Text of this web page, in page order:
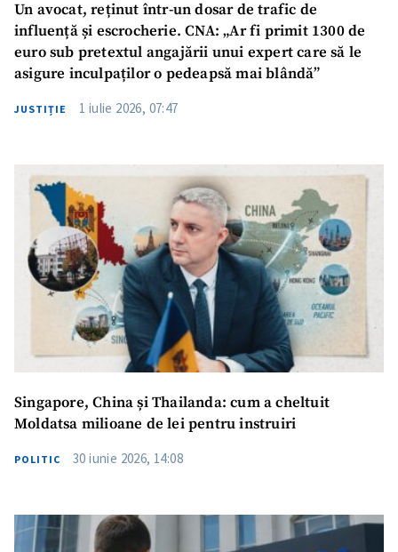
Un avocat, reținut într-un dosar de trafic de
influență și escrocherie. CNA: „Ar fi primit 1300 de
euro sub pretextul angajării unui expert care să le
asigure inculpaților o pedeapsă mai blândă”
JUSTIȚIE 1 iulie 2026, 07:47
Singapore, China și Thailanda: cum a cheltuit
Moldatsa milioane de lei pentru instruiri
POLITIC 30 iunie 2026, 14:08
ȘTIREA MEA
Titlu știre+ Adaugă titlu
Fotografie
+ Încarcă imagine
Link media+ Link media
Mesajul știrei
+ Mesajul știrei
CONTACT SURSĂ
Nume+ Numele meu